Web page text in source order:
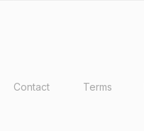
Contact Terms